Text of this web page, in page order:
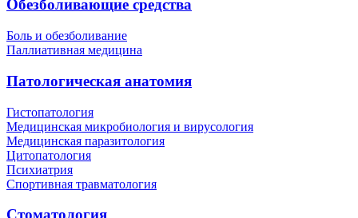
Обезболивающие средства
Боль и обезболивание
Паллиативная медицина
Патологическая анатомия
Гистопатология
Медицинская микробиология и вирусология
Медицинская паразитология
Цитопатология
Психиатрия
Спортивная травматология
Стоматология